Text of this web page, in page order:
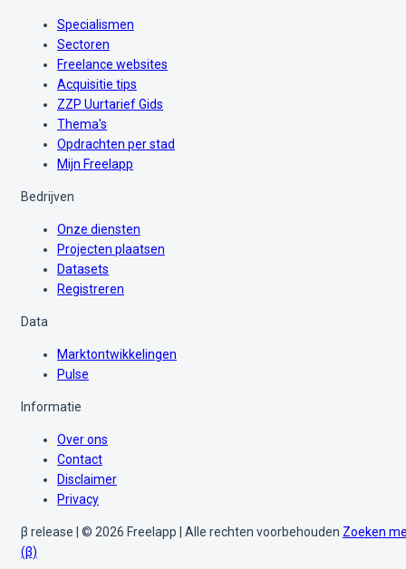
Specialismen
Sectoren
Freelance websites
Acquisitie tips
ZZP Uurtarief Gids
Thema's
Opdrachten per stad
Mijn Freelapp
Bedrijven
Onze diensten
Projecten plaatsen
Datasets
Registreren
Data
Marktontwikkelingen
Pulse
Informatie
Over ons
Contact
Disclaimer
Privacy
β release | © 2026 Freelapp | Alle rechten voorbehouden Zoeken
(β)